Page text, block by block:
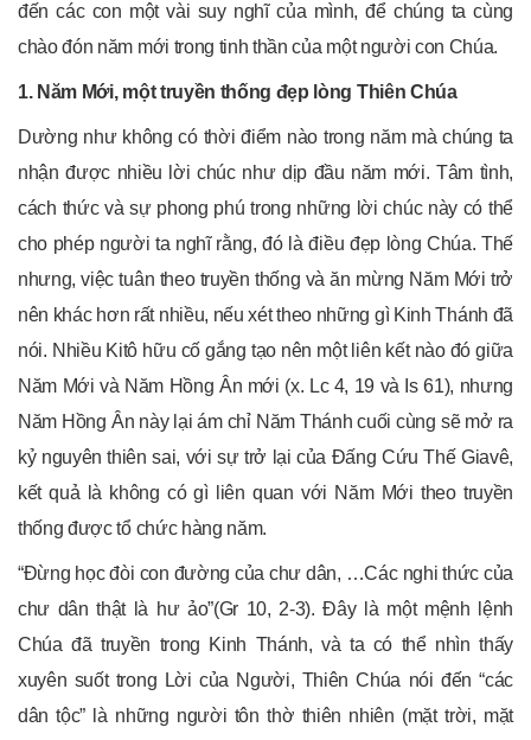
đến các con một vài suy nghĩ của mình, để chúng ta cùng
chào đón năm mới trong tinh thần của một người con Chúa.
1. Năm Mới, một truyền thống đẹp lòng Thiên Chúa
Dường như không có thời điểm nào trong năm mà chúng ta
nhận được nhiều lời chúc như dịp đầu năm mới. Tâm tình,
cách thức và sự phong phú trong những lời chúc này có thể
cho phép người ta nghĩ rằng, đó là điều đẹp lòng Chúa. Thế
nhưng, việc tuân theo truyền thống và ăn mừng Năm Mới trở
nên khác hơn rất nhiều, nếu xét theo những gì Kinh Thánh đã
nói. Nhiều Kitô hữu cố gắng tạo nên một liên kết nào đó giữa
Năm Mới và Năm Hồng Ân mới (x. Lc 4, 19 và Is 61), nhưng
Năm Hồng Ân này lại ám chỉ Năm Thánh cuối cùng sẽ mở ra
kỷ nguyên thiên sai, với sự trở lại của Đấng Cứu Thế Giavê,
kết quả là không có gì liên quan với Năm Mới theo truyền
thống được tổ chức hàng năm.
“Đừng học đòi con đường của chư dân, …Các nghi thức của
chư dân thật là hư ảo”(Gr 10, 2-3). Đây là một mệnh lệnh
Chúa đã truyền trong Kinh Thánh, và ta có thể nhìn thấy
xuyên suốt trong Lời của Người, Thiên Chúa nói đến “các
dân tộc” là những người tôn thờ thiên nhiên (mặt trời, mặt